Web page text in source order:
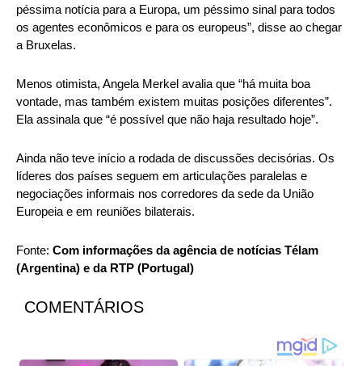
péssima notícia para a Europa, um péssimo sinal para todos
os agentes econômicos e para os europeus”, disse ao chegar
a Bruxelas.
Menos otimista, Angela Merkel avalia que “há muita boa
vontade, mas também existem muitas posições diferentes”.
Ela assinala que “é possível que não haja resultado hoje”.
Ainda não teve início a rodada de discussões decisórias. Os
líderes dos países seguem em articulações paralelas e
negociações informais nos corredores da sede da União
Europeia e em reuniões bilaterais.
Fonte: Com informações da agência de notícias Télam
(Argentina) e da RTP (Portugal)
COMENTÁRIOS